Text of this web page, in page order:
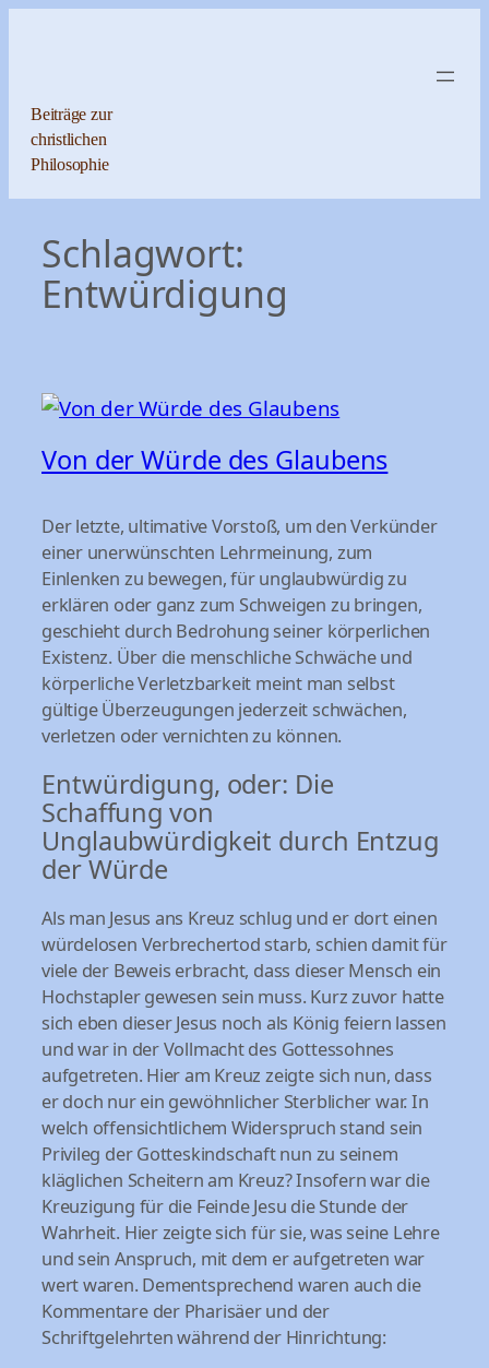
Beiträge zur
christlichen
Philosophie
Schlagwort:
Entwürdigung
Von der Würde des Glaubens
Der letzte, ultimative Vorstoß, um den Verkünder
einer unerwünschten Lehrmeinung, zum
Einlenken zu bewegen, für unglaubwürdig zu
erklären oder ganz zum Schweigen zu bringen,
geschieht durch Bedrohung seiner körperlichen
Existenz. Über die menschliche Schwäche und
körperliche Verletzbarkeit meint man selbst
gültige Überzeugungen jederzeit schwächen,
verletzen oder vernichten zu können.
Entwürdigung, oder: Die
Schaffung von
Unglaubwürdigkeit durch Entzug
der Würde
Als man Jesus ans Kreuz schlug und er dort einen
würdelosen Verbrechertod starb, schien damit für
viele der Beweis erbracht, dass dieser Mensch ein
Hochstapler gewesen sein muss. Kurz zuvor hatte
sich eben dieser Jesus noch als König feiern lassen
und war in der Vollmacht des Gottessohnes
aufgetreten. Hier am Kreuz zeigte sich nun, dass
er doch nur ein gewöhnlicher Sterblicher war. In
welch offensichtlichem Widerspruch stand sein
Privileg der Gotteskindschaft nun zu seinem
kläglichen Scheitern am Kreuz? Insofern war die
Kreuzigung für die Feinde Jesu die Stunde der
Wahrheit. Hier zeigte sich für sie, was seine Lehre
und sein Anspruch, mit dem er aufgetreten war
wert waren. Dementsprechend waren auch die
Kommentare der Pharisäer und der
Schriftgelehrten während der Hinrichtung: